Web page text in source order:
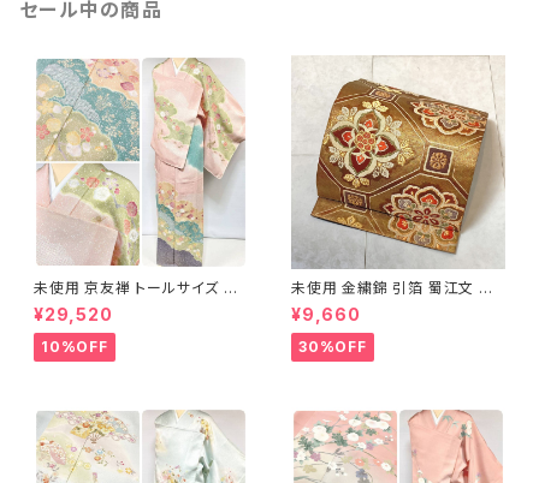
セール中の商品
未使用 京友禅 トールサイズ 染
め分け 金彩 訪問着 袷 正絹 ピ
ンク 黄緑 紫 黄色 1438
¥29,520
10%OFF
未使用 金繍錦 引箔 蜀江文 唐
織 華紋 袋帯 正絹 金糸 ゴール
ド 赤 紫 710
¥9,660
30%OFF